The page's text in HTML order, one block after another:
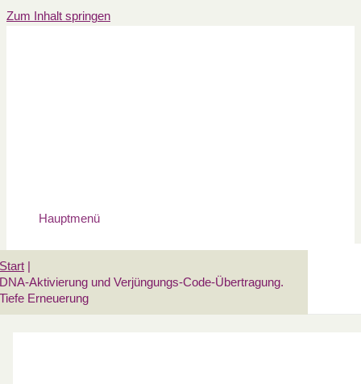
Zum Inhalt springen
Hauptmenü
Start
DNA-Aktivierung und Verjüngungs-Code-Übertragung.
Tiefe Erneuerung